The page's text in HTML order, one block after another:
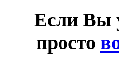
Если Вы
просто